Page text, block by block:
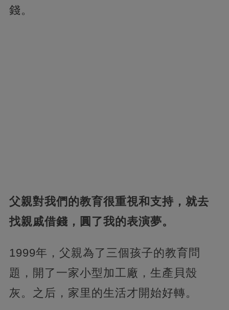
錢。
父親對我們的教育很重視和支持，就去
找親戚借錢，圓了我的表演夢。
1999年，父親為了三個孩子的教育問
題，開了一家小型加工廠，生產貝殼
灰。之后，家里的生活才開始好轉。